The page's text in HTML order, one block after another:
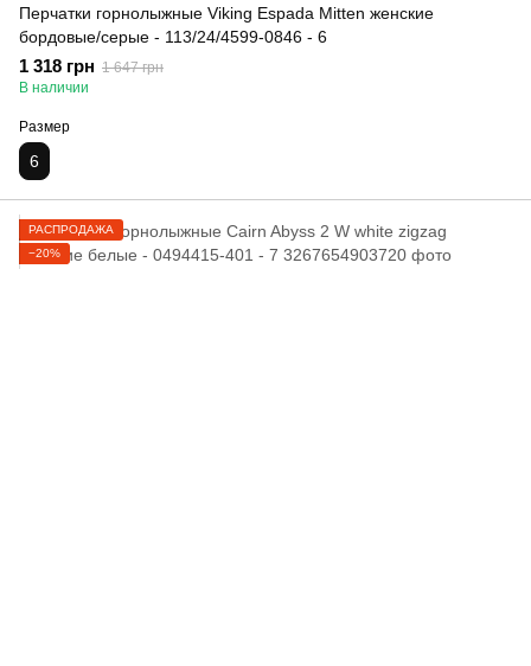
Перчатки горнолыжные Viking Espada Mitten женские
бордовые/серые - 113/24/4599-0846 - 6
1 318 грн 1 647 грн
В наличии
Размер
6
РАСПРОДАЖА
−20%